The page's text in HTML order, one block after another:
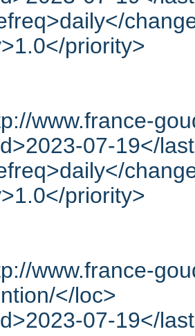
priority>
www.france-
07-19</
priority>
www.france-
</loc>
07-19</